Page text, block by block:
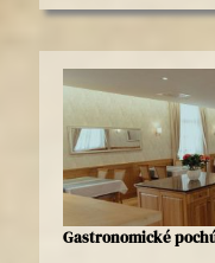
Gastronomické